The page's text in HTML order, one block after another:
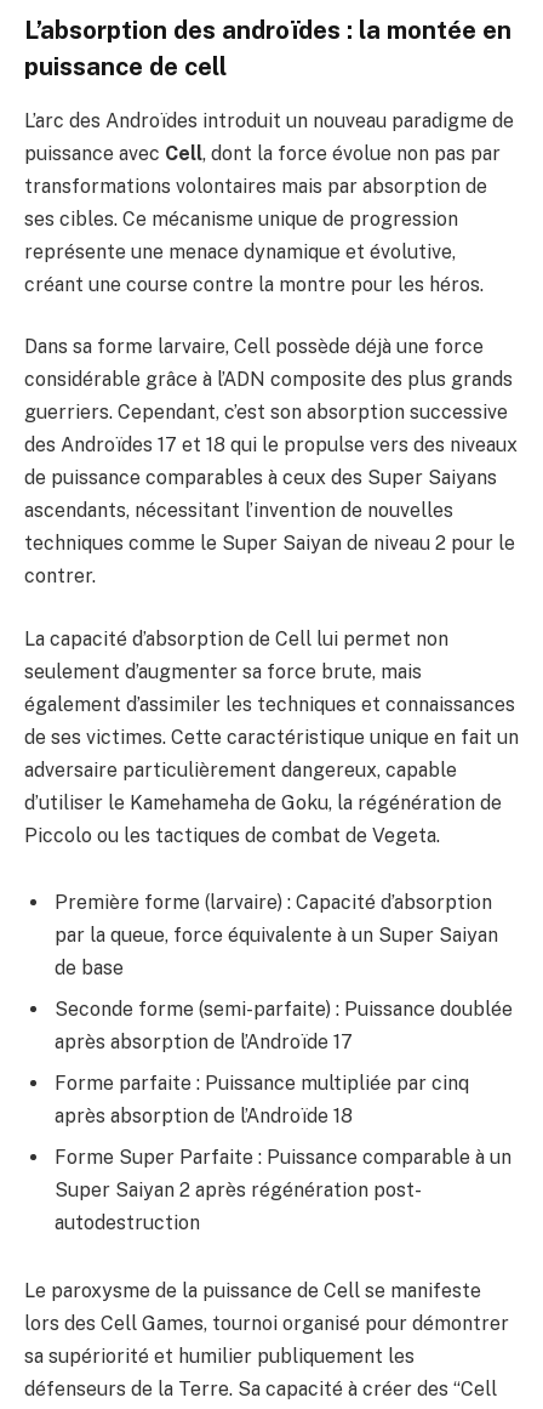
L’absorption des androïdes : la montée en
puissance de cell
L’arc des Androïdes introduit un nouveau paradigme de
puissance avec Cell, dont la force évolue non pas par
transformations volontaires mais par absorption de
ses cibles. Ce mécanisme unique de progression
représente une menace dynamique et évolutive,
créant une course contre la montre pour les héros.
Dans sa forme larvaire, Cell possède déjà une force
considérable grâce à l’ADN composite des plus grands
guerriers. Cependant, c’est son absorption successive
des Androïdes 17 et 18 qui le propulse vers des niveaux
de puissance comparables à ceux des Super Saiyans
ascendants, nécessitant l’invention de nouvelles
techniques comme le Super Saiyan de niveau 2 pour le
contrer.
La capacité d’absorption de Cell lui permet non
seulement d’augmenter sa force brute, mais
également d’assimiler les techniques et connaissances
de ses victimes. Cette caractéristique unique en fait un
adversaire particulièrement dangereux, capable
d’utiliser le Kamehameha de Goku, la régénération de
Piccolo ou les tactiques de combat de Vegeta.
Première forme (larvaire) : Capacité d’absorption
par la queue, force équivalente à un Super Saiyan
de base
Seconde forme (semi-parfaite) : Puissance doublée
après absorption de l’Androïde 17
Forme parfaite : Puissance multipliée par cinq
après absorption de l’Androïde 18
Forme Super Parfaite : Puissance comparable à un
Super Saiyan 2 après régénération post-
autodestruction
Le paroxysme de la puissance de Cell se manifeste
lors des Cell Games, tournoi organisé pour démontrer
sa supériorité et humilier publiquement les
défenseurs de la Terre. Sa capacité à créer des “Cell